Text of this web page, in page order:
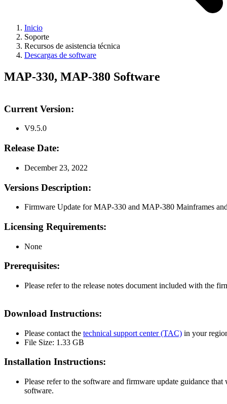
Inicio
Soporte
Recursos de asistencia técnica
Descargas de software
MAP-330, MAP-380 Software
Current Version:
V9.5.0
Release Date:
December 23, 2022
Versions Description:
Firmware Update for MAP-330 and MAP-380 Mainframes and
Licensing Requirements:
None
Prerequisites:
Please refer to the release notes document included with the
Download Instructions:
Please contact the technical support center (TAC) in your
File Size: 1.33 GB
Installation Instructions:
Please refer to the software and firmware update guidance
software.